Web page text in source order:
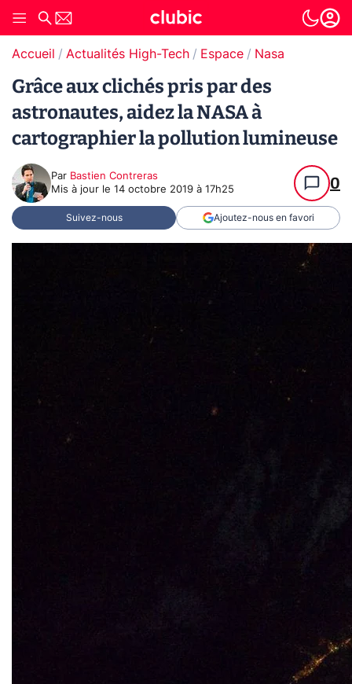
Accueil Actualités High-Tech Espace Nasa
Grâce aux clichés pris par des
astronautes, aidez la NASA à
cartographier la pollution lumineuse
Par Bastien Contreras
Mis à jour le 14 octobre 2019 à 17h25 0
Suivez-nous Ajoutez-nous en favori